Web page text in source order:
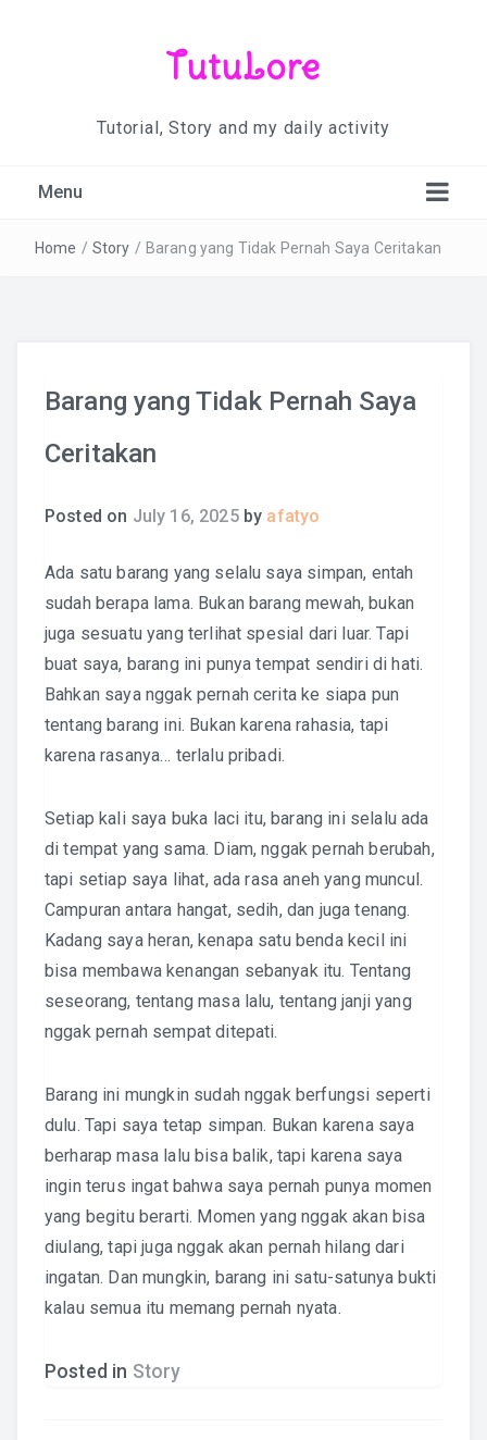
TutuLore
Tutorial, Story and my daily activity
Menu
Home / Story / Barang yang Tidak Pernah Saya Ceritakan
Barang yang Tidak Pernah Saya
Ceritakan
Posted on July 16, 2025by afatyo
Ada satu barang yang selalu saya simpan, entah
sudah berapa lama. Bukan barang mewah, bukan
juga sesuatu yang terlihat spesial dari luar. Tapi
buat saya, barang ini punya tempat sendiri di hati.
Bahkan saya nggak pernah cerita ke siapa pun
tentang barang ini. Bukan karena rahasia, tapi
karena rasanya… terlalu pribadi.
Setiap kali saya buka laci itu, barang ini selalu ada
di tempat yang sama. Diam, nggak pernah berubah,
tapi setiap saya lihat, ada rasa aneh yang muncul.
Campuran antara hangat, sedih, dan juga tenang.
Kadang saya heran, kenapa satu benda kecil ini
bisa membawa kenangan sebanyak itu. Tentang
seseorang, tentang masa lalu, tentang janji yang
nggak pernah sempat ditepati.
Barang ini mungkin sudah nggak berfungsi seperti
dulu. Tapi saya tetap simpan. Bukan karena saya
berharap masa lalu bisa balik, tapi karena saya
ingin terus ingat bahwa saya pernah punya momen
yang begitu berarti. Momen yang nggak akan bisa
diulang, tapi juga nggak akan pernah hilang dari
ingatan. Dan mungkin, barang ini satu-satunya bukti
kalau semua itu memang pernah nyata.
Posted in Story